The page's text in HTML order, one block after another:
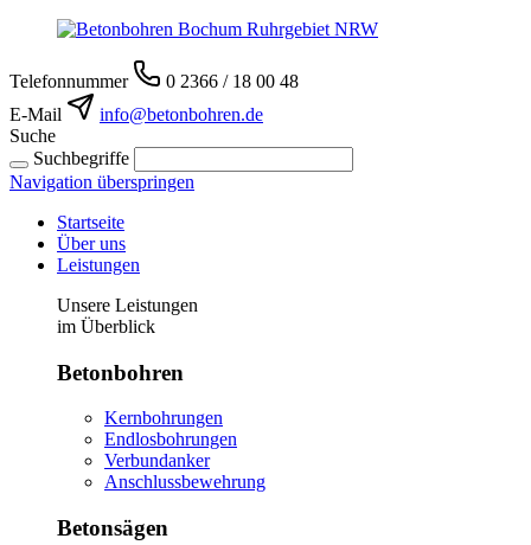
Telefonnummer
0 2366 / 18 00 48
E-Mail
info@betonbohren.de
Suche
Suchbegriffe
Navigation überspringen
Startseite
Über uns
Leistungen
Unsere Leistungen
im Überblick
Betonbohren
Kernbohrungen
Endlosbohrungen
Verbundanker
Anschlussbewehrung
Betonsägen